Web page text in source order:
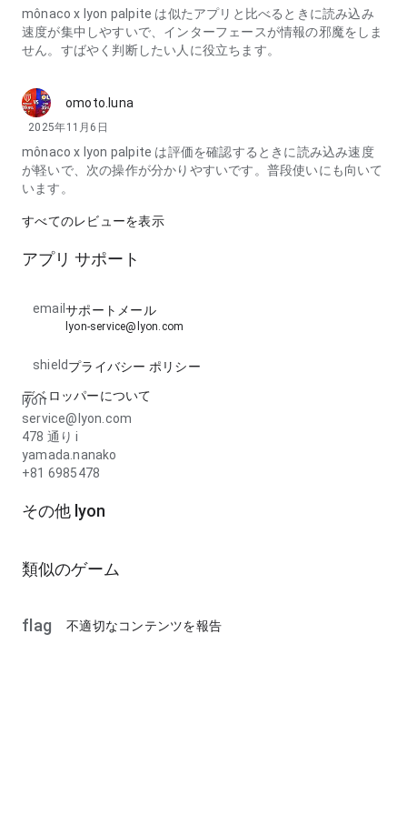
mônaco x lyon palpite は似たアプリと比べるときに読み込み
速度が集中しやすいで、インターフェースが情報の邪魔をしま
せん。すばやく判断したい人に役立ちます。
omoto.luna
2025年11月6日
mônaco x lyon palpite は評価を確認するときに読み込み速度
が軽いで、次の操作が分かりやすいです。普段使いにも向いて
います。
すべてのレビューを表示
アプリ サポート
email サポートメール
lyon-service@lyon.com
shieldプライバシー ポリシー
デベロッパーについて
lyon
service@lyon.com
478 通り i
yamada.nanako
+81 6985478
その他 lyon
類似のゲーム
flag 不適切なコンテンツを報告